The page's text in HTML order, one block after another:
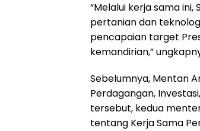
“Melalui kerja sama
pertanian dan
pencapaian target
kemandirian,”
Sebelumnya, Mentan
Perdagangan,
tersebut, kedua
tentang Kerja Sama